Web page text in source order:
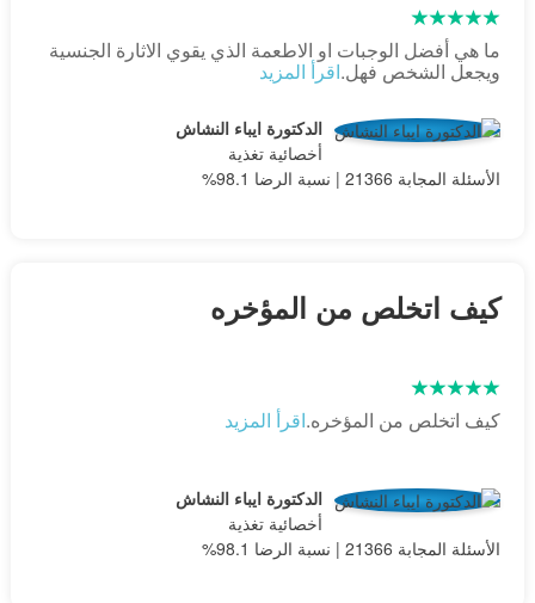
ما هي أفضل الوجبات او الاطعمة الذي يقوي الاثارة الجنسية
ويجعل الشخص فهل.اقرأ المزيد
الدكتورة ايباء النشاش
أخصائية تغذية
الأسئلة المجابة 21366 | نسبة الرضا 98.1%
كيف اتخلص من المؤخره
كيف اتخلص من المؤخره.اقرأ المزيد
الدكتورة ايباء النشاش
أخصائية تغذية
الأسئلة المجابة 21366 | نسبة الرضا 98.1%